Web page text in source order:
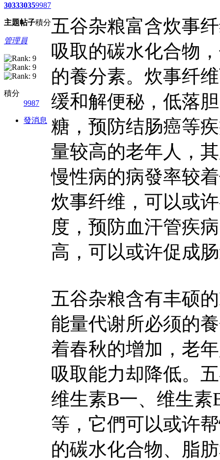
3033
主題
3035
帖子
9987
積分
管理員
積分
9987
發消息
五谷杂粮富含炊事
吸取的碳水化合物
的養分素。炊事纤
缓和解便秘，低落
糖，预防结肠癌等
量较高的老年人，
慢性病的病發率较
炊事纤维，可以或
度，预防血汗管疾
高，可以或许促成
五谷杂粮含有丰硕
能量代谢所必须的
着春秋的增加，老
吸取能力却降低。
维生素B一、维生素
等，它們可以或许
的碳水化合物、脂